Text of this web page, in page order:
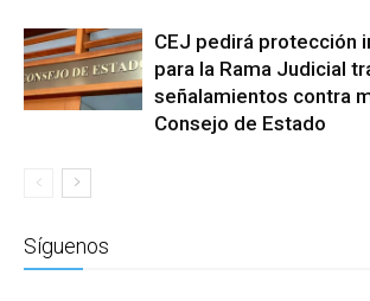
CEJ pedirá protección
para la Rama Judicial
señalamientos contra
Consejo de Estado
Síguenos